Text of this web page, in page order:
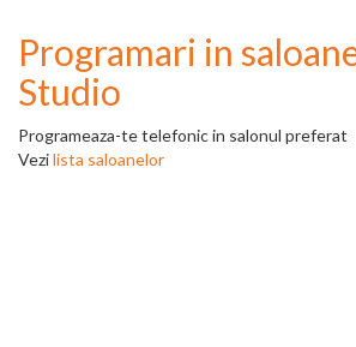
Programari in
Studio
Programeaza-te telefonic in salonul preferat
Vezilista saloanelor